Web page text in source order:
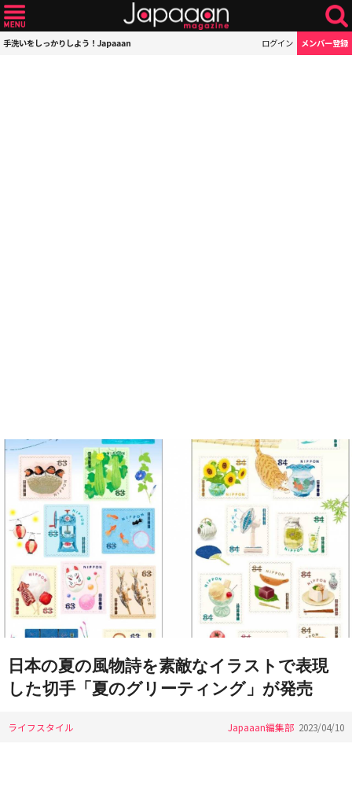
手洗いをしっかりしよう！Japaaan ログイン メンバー登録
日本の夏の風物詩を素敵なイラストで表現
した切手「夏のグリーティング」が発売
ライフスタイル Japaaan編集部 2023/04/10